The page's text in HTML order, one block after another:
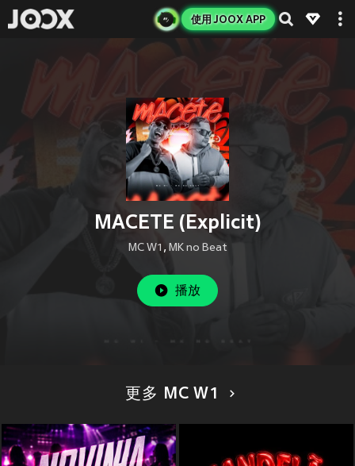
使用 JOOX APP
MACETE (Explicit)
MC W1 , MK no Beat
播放
更多 MC W1